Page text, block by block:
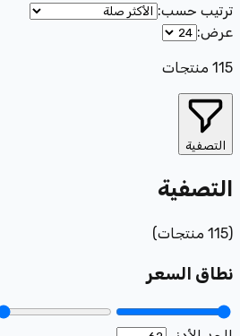
ترتيب حسب:
عرض:
115 منتجات
التصفية
التصفية
(
115 منتجات)
نطاق السعر